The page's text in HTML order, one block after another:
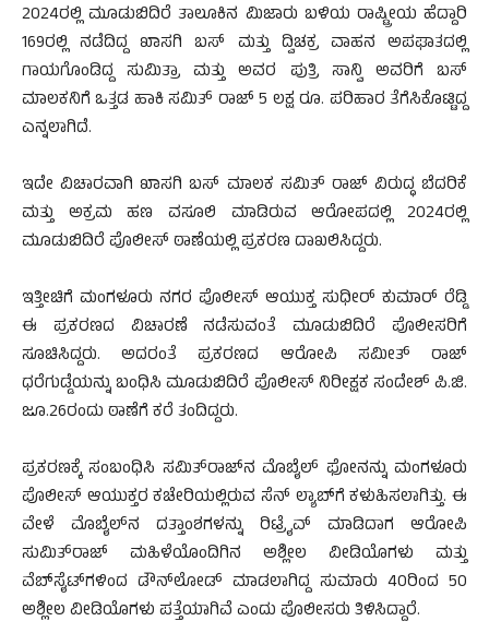
2024ರಲ್ಲಿ ಮೂಡುಬಿದಿರೆ ತಾಲೂಕಿನ ಮಿಜಾರು ಬಳಿಯ ರಾಷ್ಟ್ರೀಯ ಹೆದ್ದಾರಿ
169ರಲ್ಲಿ ನಡೆದಿದ್ದ ಖಾಸಗಿ ಬಸ್ ಮತ್ತು ದ್ವಿಚಕ್ರ ವಾಹನ ಅಪಘಾತದಲ್ಲಿ
ಗಾಯಗೊಂಡಿದ್ದ ಸುಮಿತ್ರಾ ಮತ್ತು ಅವರ ಪುತ್ರಿ ಸಾನ್ವಿ ಅವರಿಗೆ ಬಸ್
ಮಾಲಕನಿಗೆ ಒತ್ತಡ ಹಾಕಿ ಸಮಿತ್ ರಾಜ್ 5 ಲಕ್ಷ ರೂ. ಪರಿಹಾರ ತೆಗೆಸಿಕೊಟ್ಟಿದ್ದ
ಎನ್ನಲಾಗಿದೆ.
ಇದೇ ವಿಚಾರವಾಗಿ ಖಾಸಗಿ ಬಸ್ ಮಾಲಕ ಸಮಿತ್ ರಾಜ್ ವಿರುದ್ಧ ಬೆದರಿಕೆ
ಮತ್ತು ಅಕ್ರಮ ಹಣ ವಸೂಲಿ ಮಾಡಿರುವ ಆರೋಪದಲ್ಲಿ 2024ರಲ್ಲಿ
ಮೂಡುಬಿದಿರೆ ಪೊಲೀಸ್ ಠಾಣೆಯಲ್ಲಿ ಪ್ರಕರಣ ದಾಖಲಿಸಿದ್ದರು.
ಇತ್ತೀಚಿಗೆ ಮಂಗಳೂರು ನಗರ ಪೊಲೀಸ್ ಆಯುಕ್ತ ಸುಧೀರ್ ಕುಮಾರ್ ರೆಡ್ಡಿ
ಈ ಪ್ರಕರಣದ ವಿಚಾರಣೆ ನಡೆಸುವಂತೆ ಮೂಡುಬಿದಿರೆ ಪೊಲೀಸರಿಗೆ
ಸೂಚಿಸಿದ್ದರು. ಅದರಂತೆ ಪ್ರಕರಣದ ಆರೋಪಿ ಸಮೀತ್ ರಾಜ್
ಧರೆಗುಡ್ಡೆಯನ್ನು ಬಂಧಿಸಿ ಮೂಡುಬಿದಿರೆ ಪೊಲೀಸ್ ನಿರೀಕ್ಷಕ ಸಂದೇಶ್ ಪಿ.ಜಿ.
ಜೂ.26ರಂದು ಠಾಣೆಗೆ ಕರೆ ತಂದಿದ್ದರು.
ಪ್ರಕರಣಕ್ಕೆ ಸಂಬಂಧಿಸಿ ಸಮಿತ್‌ರಾಜ್‌ನ ಮೊಬೈಲ್ ಫೋನನ್ನು ಮಂಗಳೂರು
ಪೊಲೀಸ್ ಆಯುಕ್ತರ ಕಚೇರಿಯಲ್ಲಿರುವ ಸೆನ್ ಲ್ಯಾಬ್‌ಗೆ ಕಳುಹಿಸಲಾಗಿತ್ತು. ಈ
ವೇಳೆ ಮೊಬೈಲ್‌ನ ದತ್ತಾಂಶಗಳನ್ನು ರಿಟ್ರೈವ್ ಮಾಡಿದಾಗ ಆರೋಪಿ
ಸುಮಿತ್‌ರಾಜ್ ಮಹಿಳೆಯೊಂದಿಗಿನ ಅಶ್ಲೀಲ ವೀಡಿಯೊಗಳು ಮತ್ತು
ವೆಬ್‌ಸೈಟ್‌ಗಳಿಂದ ಡೌನ್‌ಲೋಡ್ ಮಾಡಲಾಗಿದ್ದ ಸುಮಾರು 40ರಿಂದ 50
ಅಶ್ಲೀಲ ವೀಡಿಯೊಗಳು ಪತ್ತೆಯಾಗಿವೆ ಎಂದು ಪೊಲೀಸರು ತಿಳಿಸಿದ್ದಾರೆ.